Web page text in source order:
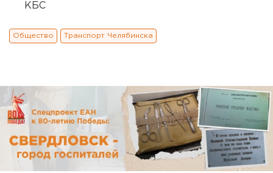
КБС
Общество Транспорт Челябинска